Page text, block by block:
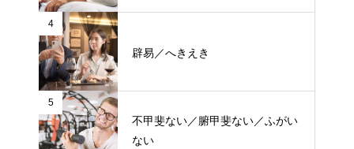
4
辟易／へきえき
5
不甲斐ない／腑甲斐ない／ふがい
ない